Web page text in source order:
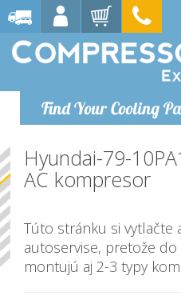
Find Your Cooling
Hyundai-79-
AC kompresor
Túto stránku si vytlačte
autoservise, pretože
montujú aj 2-3 typy